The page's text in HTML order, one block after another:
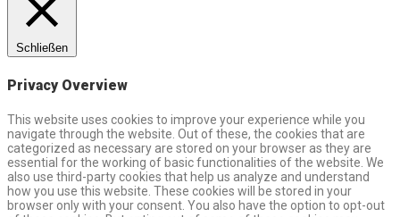
Schließen
Privacy Overview
This website uses cookies to improve your experience while you
navigate through the website. Out of these, the cookies that are
categorized as necessary are stored on your browser as they are
essential for the working of basic functionalities of the website. We
also use third-party cookies that help us analyze and understand
how you use this website. These cookies will be stored in your
browser only with your consent. You also have the option to opt-out